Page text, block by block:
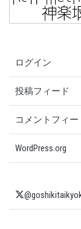
ログイン
投稿フィード
コメントフィー
WordPress.org